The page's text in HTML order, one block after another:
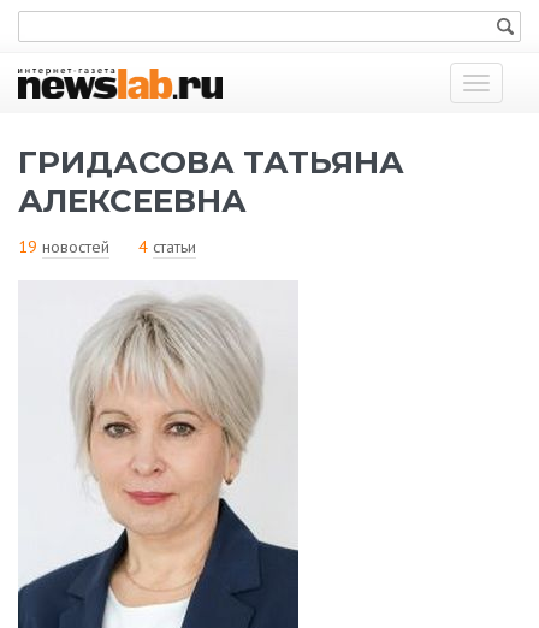
Показать
меню
ГРИДАСОВА ТАТЬЯНА
АЛЕКСЕЕВНА
19 новостей 4 статьи